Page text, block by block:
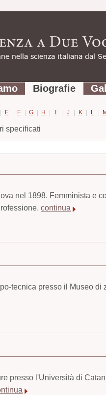
Biografie
| E | F | G | H | I | J | K | L |
specificati
nel 1898. Femminista e
continua
tecnica presso il Museo
presso l'Università di